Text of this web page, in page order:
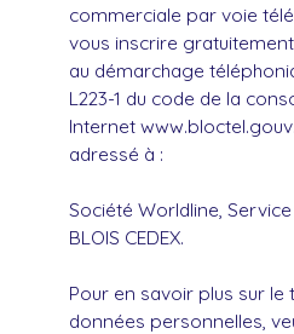
commerciale par voie
vous inscrire
au démarchage
L223-1 du code de la
Internet
adressé à :
Société Worldline, Service
BLOIS CEDEX.
Pour en savoir plus sur
données personnelles,